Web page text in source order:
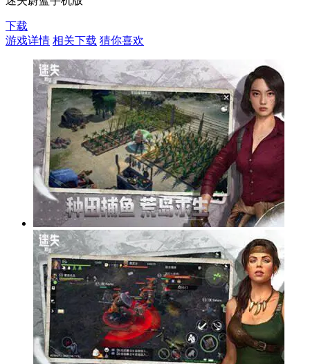
下载
游戏详情 相关下载 猜你喜欢